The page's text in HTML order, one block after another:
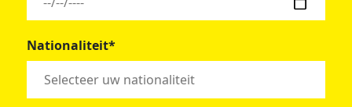
Nationaliteit*